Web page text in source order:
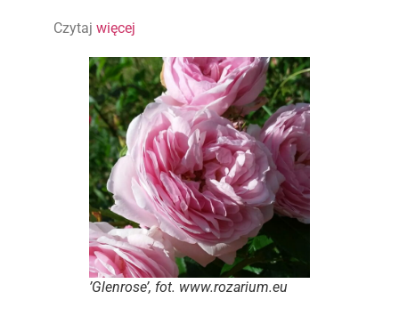
Czytaj więcej
’Glenrose’, fot. www.rozarium.eu